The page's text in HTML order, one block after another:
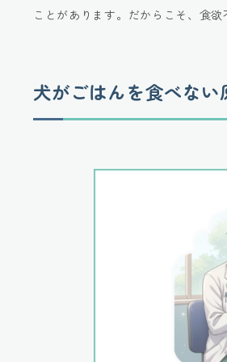
ことがあります。だからこそ、食
犬がごはんを食べない